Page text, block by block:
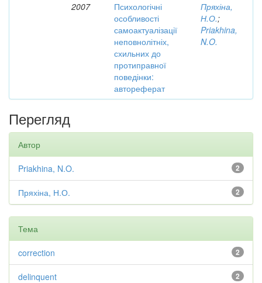
2007
Психологічні
особливості
самоактуалізації
неповнолітніх,
схильних до
протиправної
поведінки:
автореферат
Пряхіна,
Н.О.;
Priakhina,
N.O.
Перегляд
Автор
2
Priakhina, N.O.
2
Пряхіна, Н.О.
Тема
2
correction
2
delinquent